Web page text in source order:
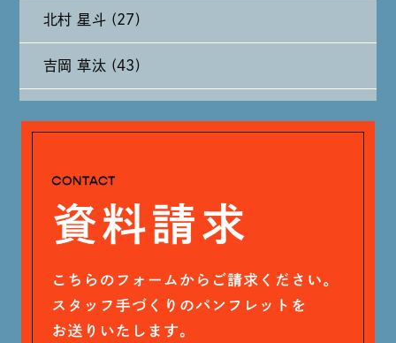
2024年7月 (11)
2024年6月 (12)
北村 星斗 (27)
吉岡 草汰 (43)
戸田 好紀 (81)
木村 珠梨音 (101)